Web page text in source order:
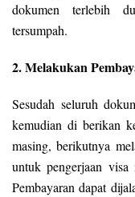
dokumen terlebih
tersumpah.
2. Melakukan
Sesudah seluruh
kemudian di berikan
masing, berikutnya
untuk pengerjaan visa
Pembayaran dapat